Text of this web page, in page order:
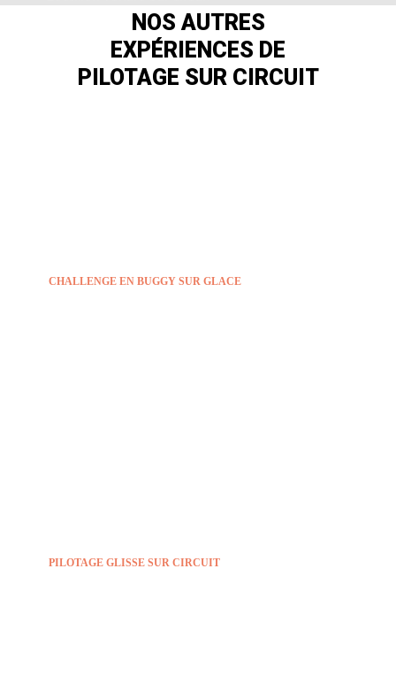
NOS AUTRES
EXPÉRIENCES DE
PILOTAGE SUR CIRCUIT
CHALLENGE EN BUGGY SUR GLACE
PILOTAGE GLISSE SUR CIRCUIT